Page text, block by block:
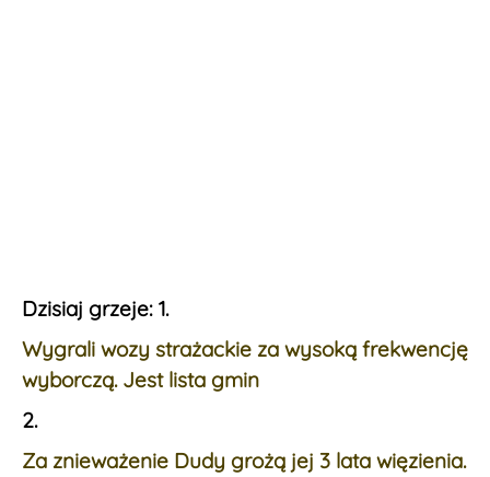
Dzisiaj grzeje: 1.
Wygrali wozy strażackie za wysoką frekwencję
wyborczą. Jest lista gmin
2.
Za znieważenie Dudy grożą jej 3 lata więzienia.